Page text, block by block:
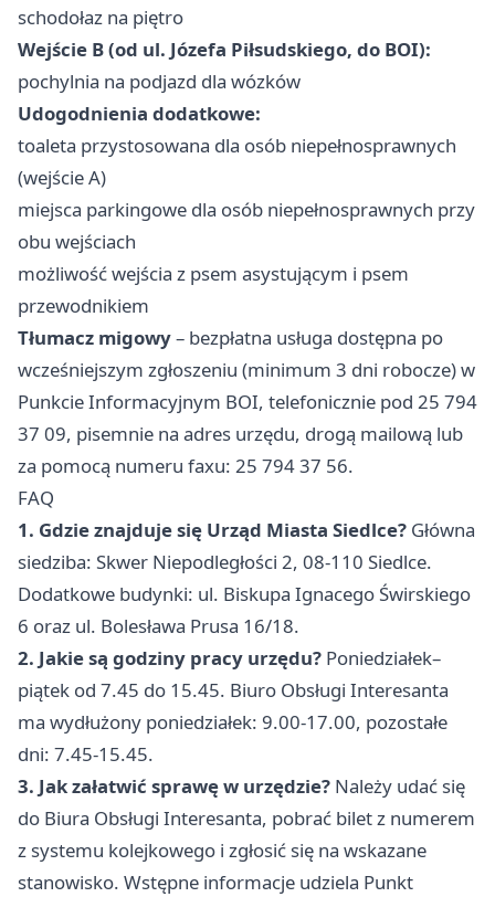
schodołaz na piętro
Wejście B (od ul. Józefa Piłsudskiego, do BOI):
pochylnia na podjazd dla wózków
Udogodnienia dodatkowe:
toaleta przystosowana dla osób niepełnosprawnych
(wejście A)
miejsca parkingowe dla osób niepełnosprawnych przy
obu wejściach
możliwość wejścia z psem asystującym i psem
przewodnikiem
Tłumacz migowy– bezpłatna usługa dostępna po
wcześniejszym zgłoszeniu (minimum 3 dni robocze) w
Punkcie Informacyjnym BOI, telefonicznie pod 25 794
37 09, pisemnie na adres urzędu, drogą mailową lub
za pomocą numeru faxu: 25 794 37 56.
FAQ
1. Gdzie znajduje się Urząd Miasta Siedlce? Główna
siedziba: Skwer Niepodległości 2, 08-110 Siedlce.
Dodatkowe budynki: ul. Biskupa Ignacego Świrskiego
6 oraz ul. Bolesława Prusa 16/18.
2. Jakie są godziny pracy urzędu? Poniedziałek–
piątek od 7.45 do 15.45. Biuro Obsługi Interesanta
ma wydłużony poniedziałek: 9.00-17.00, pozostałe
dni: 7.45-15.45.
3. Jak załatwić sprawę w urzędzie? Należy udać się
do Biura Obsługi Interesanta, pobrać bilet z numerem
z systemu kolejkowego i zgłosić się na wskazane
stanowisko. Wstępne informacje udziela Punkt